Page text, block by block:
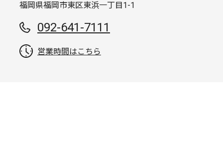
福岡県福岡市東区東浜一丁目1-1
092-641-7111
営業時間はこちら